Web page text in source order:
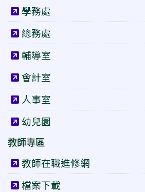
學務處
總務處
輔導室
會計室
人事室
幼兒園
教師專區
教師在職進修網
檔案下載